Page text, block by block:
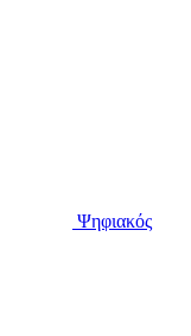
Ψηφιακός